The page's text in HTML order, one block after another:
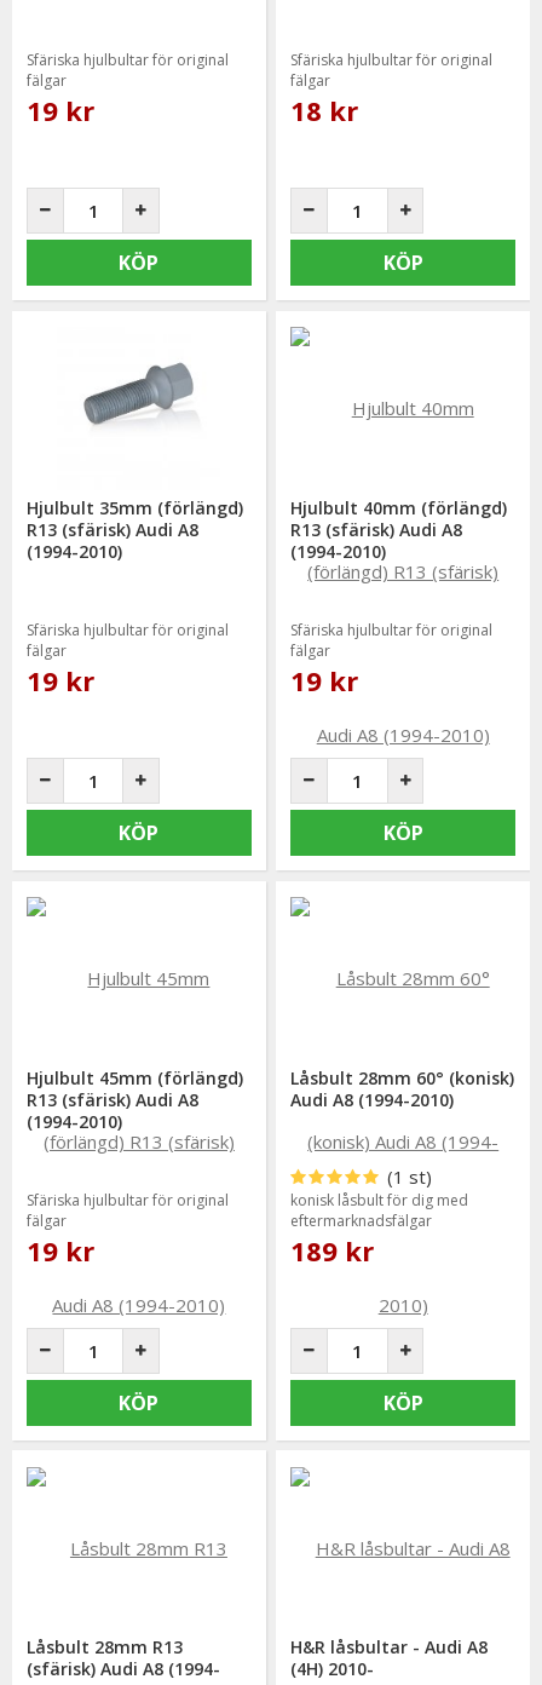
Sfäriska hjulbultar för original
fälgar
19 kr
KÖP
Sfäriska hjulbultar för original
fälgar
18 kr
KÖP
Hjulbult 35mm (förlängd)
R13 (sfärisk) Audi A8
(1994-2010)
Sfäriska hjulbultar för original
fälgar
19 kr
KÖP
Hjulbult 40mm (förlängd)
R13 (sfärisk) Audi A8
(1994-2010)
Sfäriska hjulbultar för original
fälgar
19 kr
KÖP
Hjulbult 45mm (förlängd)
R13 (sfärisk) Audi A8
(1994-2010)
Sfäriska hjulbultar för original
fälgar
19 kr
KÖP
Låsbult 28mm 60° (konisk)
Audi A8 (1994-2010)
(1 st)
konisk låsbult för dig med
eftermarknadsfälgar
189 kr
KÖP
Låsbult 28mm R13
(sfärisk) Audi A8 (1994-
H&R låsbultar - Audi A8
(4H) 2010-